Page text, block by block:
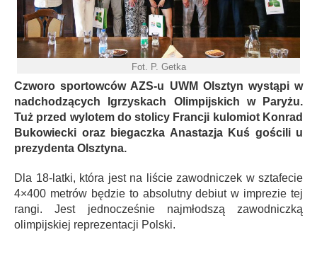
Fot. P. Getka
Czworo sportowców AZS-u UWM Olsztyn wystąpi w
nadchodzących Igrzyskach Olimpijskich w Paryżu.
Tuż przed wylotem do stolicy Francji kulomiot Konrad
Bukowiecki oraz biegaczka Anastazja Kuś gościli u
prezydenta Olsztyna.
Dla 18-latki, która jest na liście zawodniczek w sztafecie
4×400 metrów będzie to absolutny debiut w imprezie tej
rangi. Jest jednocześnie najmłodszą zawodniczką
olimpijskiej reprezentacji Polski.